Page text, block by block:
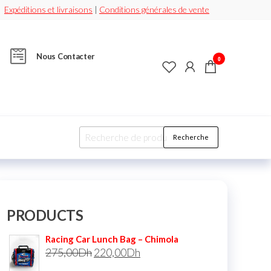
Expéditions et livraisons | Conditions générales de vente
Nous Contacter 0
Recherche
PRODUCTS
Racing Car Lunch Bag – Chimola
275,00Dh220,00Dh